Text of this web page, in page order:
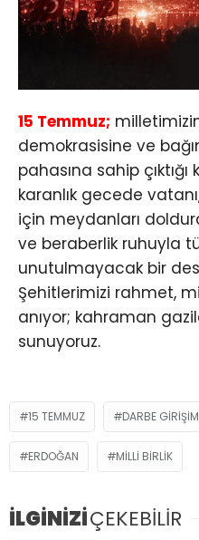
15 Temmuz;
demokrasisine ve
pahasına sahip
karanlık gecede
için meydanları
ve beraberlik ruhuyla
unutulmayacak bir
Şehitlerimizi rahmet,
anıyor; kahraman
sunuyoruz.
15 TEMMUZ DARBE
ERDOĞAN MILLI BIRLIK
İLGİNİZİÇEKEBİLİR